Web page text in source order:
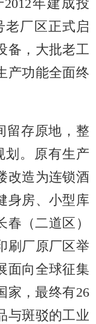
年建成投
老厂区正式启
备，大批老工
产功能全面终
存原地，整
划。原有生产
改造为连锁酒
身房、小型库
春（二道区）
刷厂原厂区举
面向全球征集
家，最终有26
与斑驳的工业